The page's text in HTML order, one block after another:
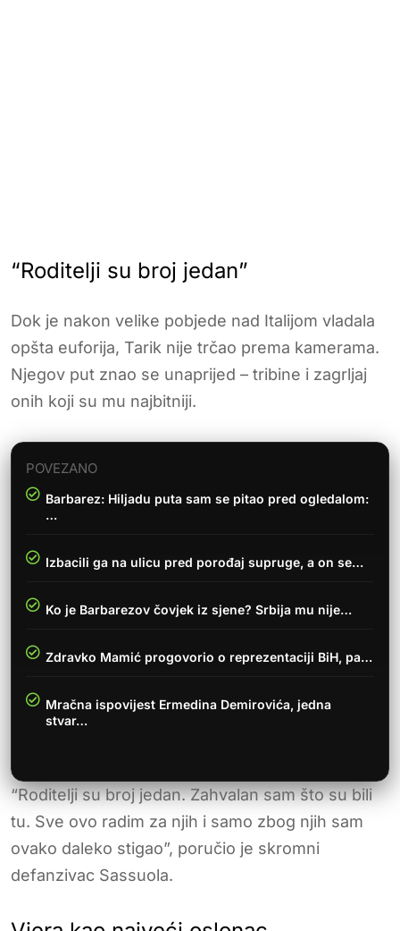
“Roditelji su broj jedan”
Dok je nakon velike pobjede nad Italijom vladala
opšta euforija, Tarik nije trčao prema kamerama.
Njegov put znao se unaprijed – tribine i zagrljaj
onih koji su mu najbitniji.
POVEZANO
Barbarez: Hiljadu puta sam se pitao pred ogledalom:
…
Izbacili ga na ulicu pred porođaj supruge, a on se…
Ko je Barbarezov čovjek iz sjene? Srbija mu nije…
Zdravko Mamić progovorio o reprezentaciji BiH, pa…
Mračna ispovijest Ermedina Demirovića, jedna
stvar…
“Roditelji su broj jedan. Zahvalan sam što su bili
tu. Sve ovo radim za njih i samo zbog njih sam
ovako daleko stigao”, poručio je skromni
defanzivac Sassuola.